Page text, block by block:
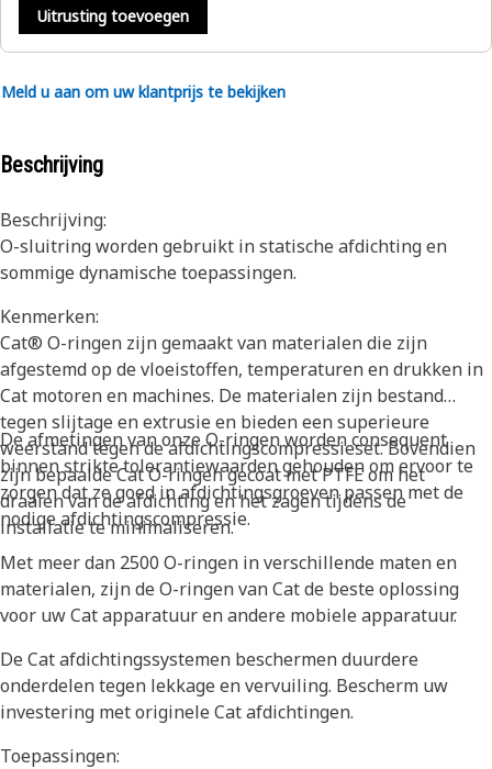
Uitrusting toevoegen
Meld u aan om uw klantprijs te bekijken
Beschrijving
Beschrijving:
O-sluitring worden gebruikt in statische afdichting en
sommige dynamische toepassingen.
Kenmerken:
Cat® O-ringen zijn gemaakt van materialen die zijn
afgestemd op de vloeistoffen, temperaturen en drukken in
Cat motoren en machines. De materialen zijn bestand
tegen slijtage en extrusie en bieden een superieure
weerstand tegen de afdichtingscompressieset. Bovendien
zijn bepaalde Cat O-ringen gecoat met PTFE om het
draaien van de afdichting en het zagen tijdens de
installatie te minimaliseren.
De afmetingen van onze O-ringen worden consequent
binnen strikte tolerantiewaarden gehouden om ervoor te
zorgen dat ze goed in afdichtingsgroeven passen met de
nodige afdichtingscompressie.
Met meer dan 2500 O-ringen in verschillende maten en
materialen, zijn de O-ringen van Cat de beste oplossing
voor uw Cat apparatuur en andere mobiele apparatuur.
De Cat afdichtingssystemen beschermen duurdere
onderdelen tegen lekkage en vervuiling. Bescherm uw
investering met originele Cat afdichtingen.
Toepassingen: